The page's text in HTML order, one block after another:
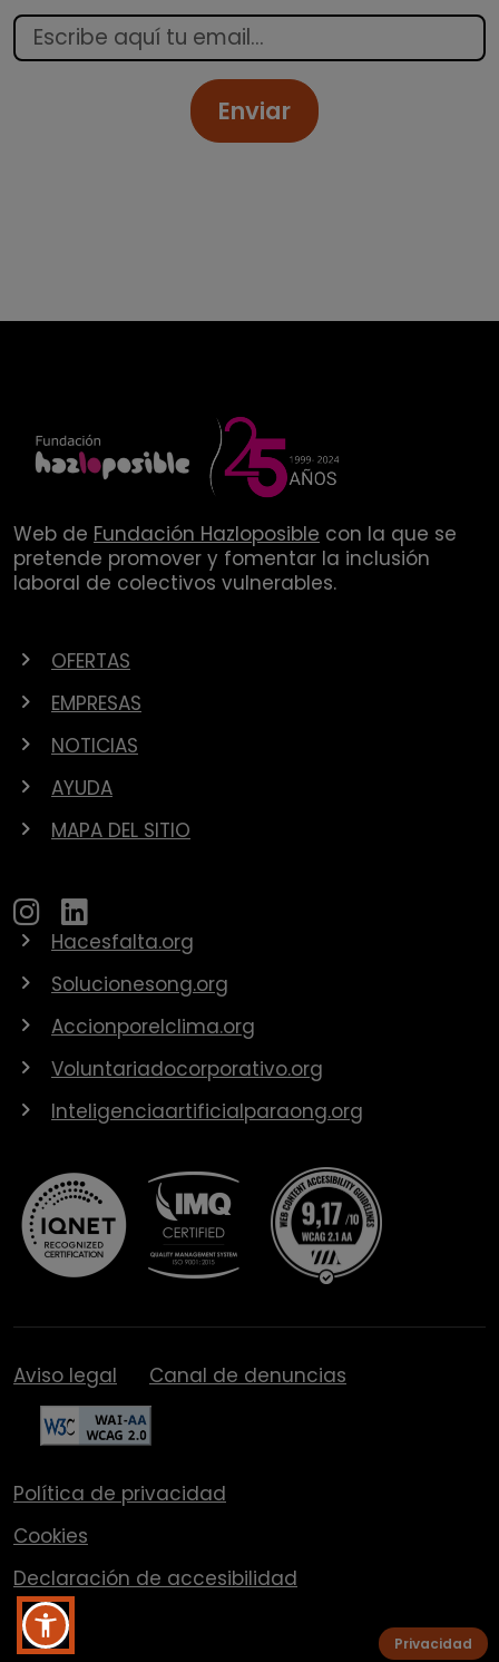
Enviar
Web de Fundación Hazloposible con la que se
pretende promover y fomentar la inclusión
laboral de colectivos vulnerables.
OFERTAS
EMPRESAS
NOTICIAS
AYUDA
MAPA DEL SITIO
Hacesfalta.org
Solucionesong.org
Accionporelclima.org
Voluntariadocorporativo.org
Inteligenciaartificialparaong.org
Aviso legal Canal de denuncias
Política de privacidad
Cookies
Declaración de accesibilidad
Privacidad